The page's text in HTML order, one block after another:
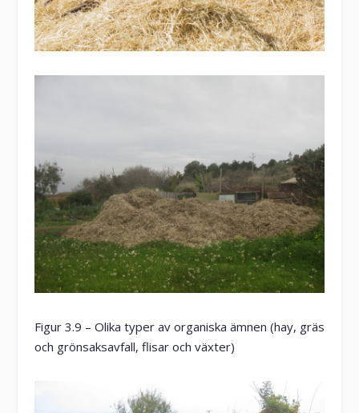
Figur 3.9 – Olika typer av organiska ämnen (hay, gräs
och grönsaksavfall, flisar och växter)